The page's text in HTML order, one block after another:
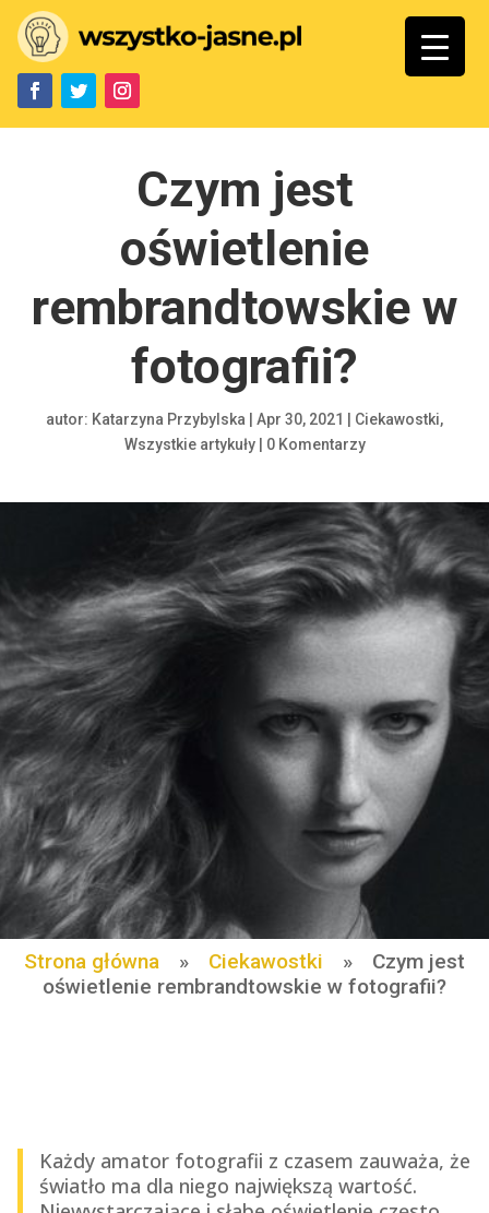
Czym jest
oświetlenie
rembrandtowskie w
fotografii?
autor: Katarzyna Przybylska | Apr 30, 2021 | Ciekawostki,
Wszystkie artykuły| 0 Komentarzy
Strona główna » Ciekawostki »
Czym jest
oświetlenie rembrandtowskie w fotografii?
Każdy amator fotografii z czasem zauważa, że
światło ma dla niego największą wartość.